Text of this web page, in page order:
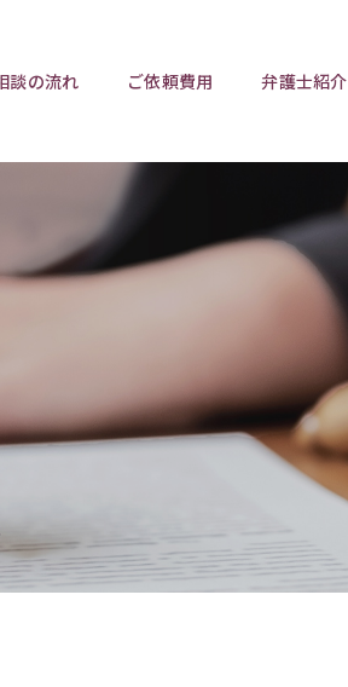
リスト
遺産分割調停
談の流れ ご依頼費用 弁護士紹介